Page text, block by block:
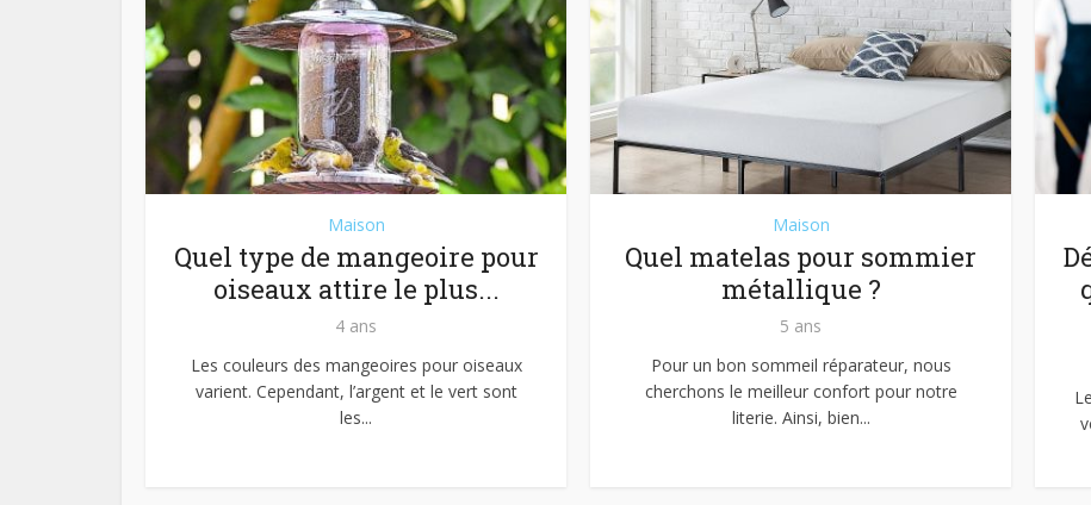
Maison
Quel type de mangeoire pour
oiseaux attire le plus...
4 ans
Les couleurs des mangeoires pour oiseaux
varient. Cependant, l’argent et le vert sont
les...
Maison
Quel matelas pour sommier
métallique ?
5 ans
Pour un bon sommeil réparateur, nous
cherchons le meilleur confort pour notre
literie. Ainsi, bien...